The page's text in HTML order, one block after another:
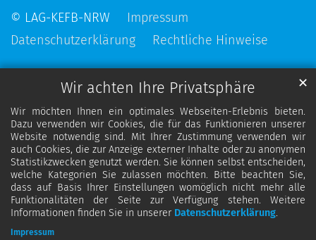
Wir achten Ihre Privatsphäre
Wir möchten Ihnen ein optimales Webseiten-Erlebnis bieten.
Dazu verwenden wir Cookies, die für das Funktionieren unserer
Website notwendig sind. Mit Ihrer Zustimmung verwenden wir
auch Cookies, die zur Anzeige externer Inhalte oder zu anonymen
Statistikzwecken genutzt werden. Sie können selbst entscheiden,
welche Kategorien Sie zulassen möchten. Bitte beachten Sie,
dass auf Basis Ihrer Einstellungen womöglich nicht mehr alle
Funktionalitäten der Seite zur Verfügung stehen. Weitere
Informationen finden Sie in unserer Datenschutzerklärung.
✕
Impressum
© LAG-KEFB-NRW
Impressum
Datenschutzerklärung
Rechtliche Hinweise